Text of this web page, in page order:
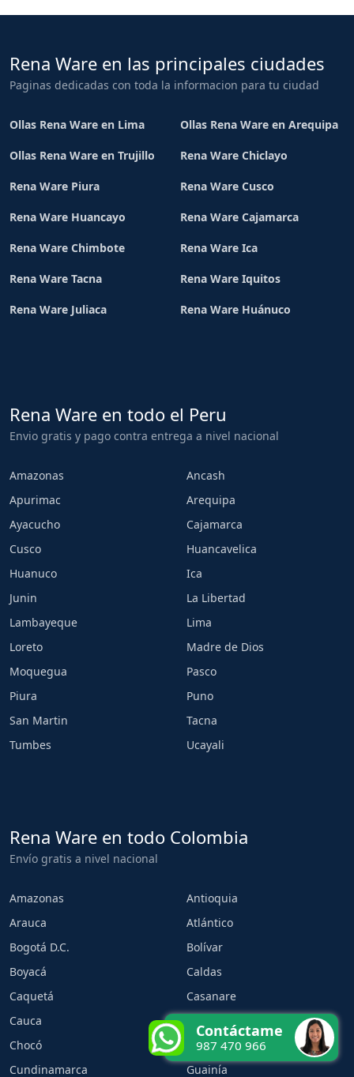
Rena Ware en las principales ciudades
Paginas dedicadas con toda la informacion para tu ciudad
Ollas Rena Ware en Lima Ollas Rena Ware en Arequipa
Ollas Rena Ware en Trujillo Rena Ware Chiclayo
Rena Ware Piura Rena Ware Cusco
Rena Ware Huancayo Rena Ware Cajamarca
Rena Ware Chimbote Rena Ware Ica
Rena Ware Tacna Rena Ware Iquitos
Rena Ware Juliaca Rena Ware Huánuco
Rena Ware en todo el Peru
Envio gratis y pago contra entrega a nivel nacional
Amazonas
Ancash
Apurimac
Arequipa
Ayacucho
Cajamarca
Cusco
Huancavelica
Huanuco
Ica
Junin
La Libertad
Lambayeque
Lima
Loreto
Madre de Dios
Moquegua
Pasco
Piura
Puno
San Martin
Tacna
Tumbes
Ucayali
Rena Ware en todo Colombia
Envío gratis a nivel nacional
Amazonas
Antioquia
Arauca
Atlántico
Bogotá D.C.
Bolívar
Boyacá
Caldas
Caquetá
Casanare
Cauca
Chocó
Córdoba
Cundinamarca
Guainía
Contáctame
987 470 966